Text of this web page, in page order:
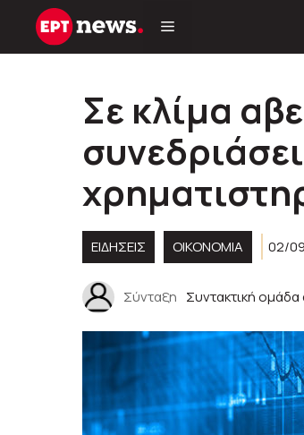
Μετάβαση
Σε κλίμα
ΕΙΔΗΣΕΙΣ ΟΙΚΟΝΟΜΙΑ 02/
Σύνταξη Συντακτική